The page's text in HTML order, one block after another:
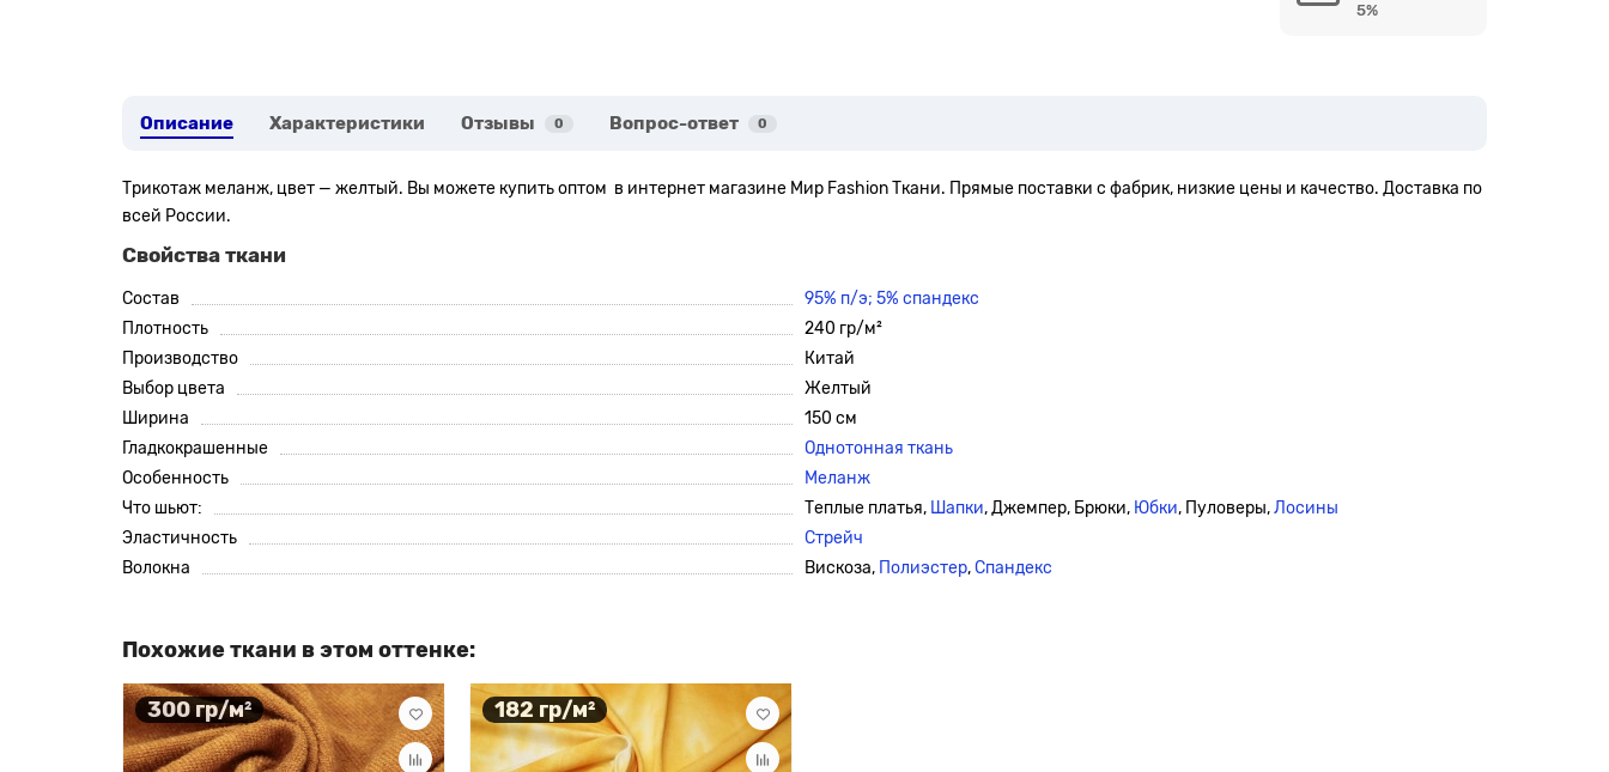
5%
Описание Характеристики Отзывы 0 Вопрос-ответ 0
Трикотаж меланж, цвет — желтый. Вы можете купить оптом в интернет магазине Мир Fashion Ткани. Прямые поставки с фабрик, низкие цены и качество. Доставка по
всей России.
Свойства ткани
Состав
95% п/э; 5% спандекс
Плотность
240 гр/м²
Производство
Китай
Выбор цвета
Желтый
Ширина
150 см
Гладкокрашенные
Однотонная ткань
Особенность
Меланж
Что шьют:
Теплые платья, Шапки, Джемпер, Брюки, Юбки, Пуловеры,Лосины
Эластичность
Стрейч
Волокна
Вискоза, Полиэстер,Спандекс
Похожие ткани в этом оттенке:
300 гр/м² 182 гр/м²